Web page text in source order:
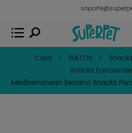
Casa GATOS
Snacks
Mediterranean Serrano Snacks
Superpet, comida para
APP GRATIS - En Google Play